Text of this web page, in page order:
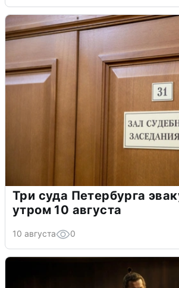
Три суда Петербурга
утром 10 августа
10 августа 0